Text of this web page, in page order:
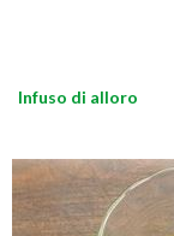
Infuso di alloro